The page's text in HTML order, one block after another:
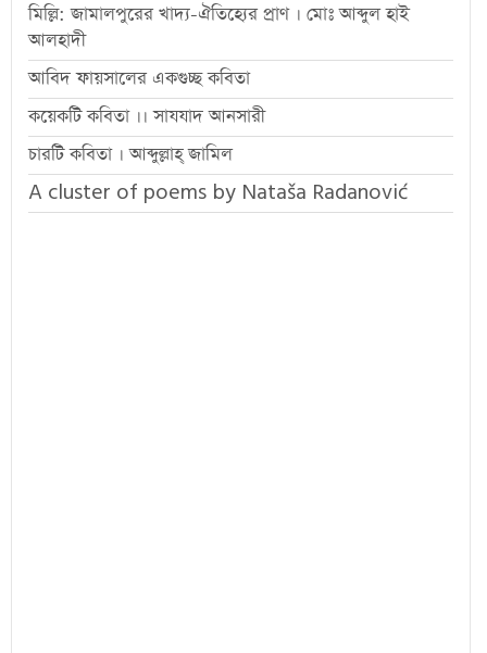
মিল্লি: জামালপুরের খাদ্য-ঐতিহ্যের প্রাণ । মোঃ আব্দুল হাই
আলহাদী
আবিদ ফায়সালের একগুচ্ছ কবিতা
কয়েকটি কবিতা ।। সাযযাদ আনসারী
চারটি কবিতা । আব্দুল্লাহ্ জামিল
A cluster of poems by Nataša Radanović